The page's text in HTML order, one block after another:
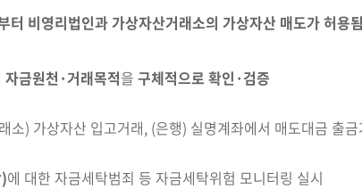
터 비영리법인과 가상자산거래소의 가상자산 매도가 허용
자금원천·거래목적을 구체적으로 확인·검증
소) 가상자산 입고거래, (은행) 실명계좌에서 매도대금 출금
에 대한 자금세탁범죄 등 자금세탁위험 모니터링 실시